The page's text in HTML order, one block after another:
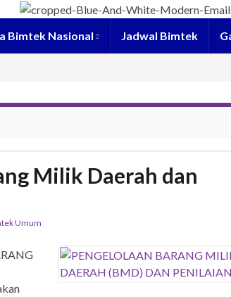
Bimtek Nasional Jadwal Bimtek
Milik Daerah dan
Umum